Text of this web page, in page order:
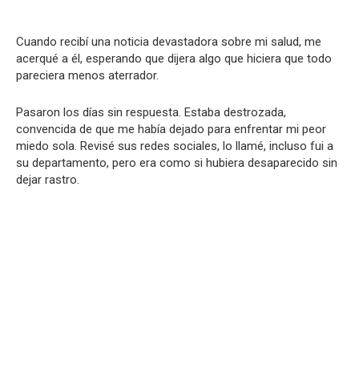
Cuando recibí una noticia devastadora sobre mi salud, me
acerqué a él, esperando que dijera algo que hiciera que todo
pareciera menos aterrador.
Pasaron los días sin respuesta. Estaba destrozada,
convencida de que me había dejado para enfrentar mi peor
miedo sola. Revisé sus redes sociales, lo llamé, incluso fui a
su departamento, pero era como si hubiera desaparecido sin
dejar rastro.